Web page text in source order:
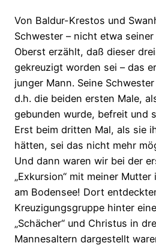
Von Baldur-Krestos und
Schwester – nicht etwa
Oberst erzählt, daß dieser
gekreuzigt worden sei – das
junger Mann. Seine
d.h. die beiden ersten Male,
gebunden wurde, befreit und
Erst beim dritten Mal, als sie
hätten, sei das nicht mehr
Und dann waren wir bei der
„Exkursion“ mit meiner
am Bodensee! Dort
Kreuzigungsgruppe hinter
„Schächer“ und Christus in
Mannesaltern dargestellt